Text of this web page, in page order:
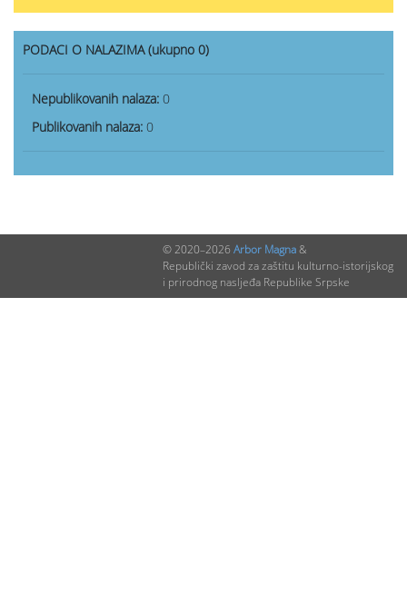
PODACI O NALAZIMA (ukupno 0)
Nepublikovanih nalaza: 0
Publikovanih nalaza: 0
© 2020–2026 Arbor Magna&
Republički zavod za zaštitu kulturno-istorijskog
i prirodnog nasljeđa Republike Srpske